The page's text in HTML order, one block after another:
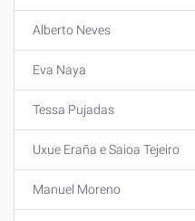
Alberto Neves
Eva Naya
Tessa Pujadas
Uxue Eraña e Saioa Tejeiro
Manuel Moreno